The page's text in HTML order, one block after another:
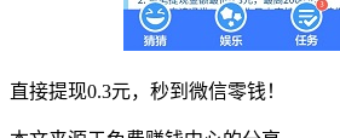
直接提现0.3元，秒到微信零钱！